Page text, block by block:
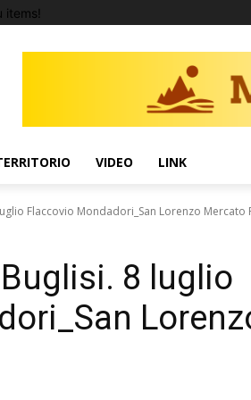
items!
VIDEO LINK
Flaccovio Mondadori_San Lorenzo Mercato
8 luglio